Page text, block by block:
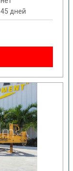
45 дней